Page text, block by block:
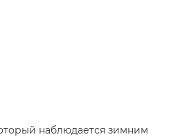
наблюдается зимним